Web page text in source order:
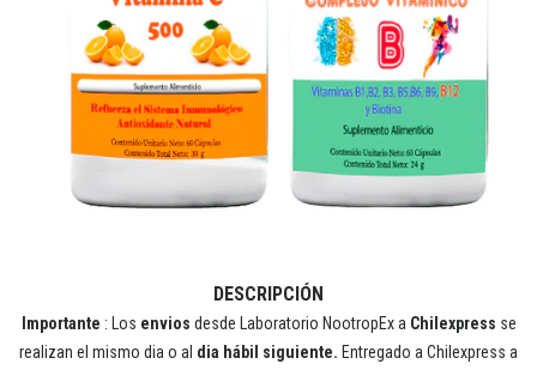
DESCRIPCIÓN
Importante : Los envios desde Laboratorio NootropEx a Chilexpress se
realizan el mismo dia o al dia hábil siguiente. Entregado a Chilexpress a